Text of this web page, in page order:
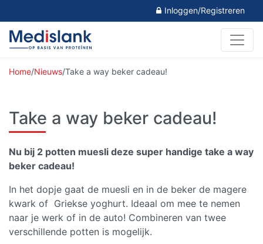
Inloggen/Registreren
Home/Nieuws/Take a way beker cadeau!
Take a way beker cadeau!
Nu bij 2 potten muesli deze super handige take a way
beker cadeau!
In het dopje gaat de muesli en in de beker de magere
kwark of Griekse yoghurt. Ideaal om mee te nemen
naar je werk of in de auto! Combineren van twee
verschillende potten is mogelijk.